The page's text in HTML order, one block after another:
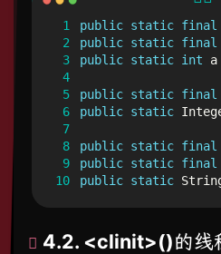
1
2
3
4
5
6
7
8
9
10
public static final
public static final
public static int a
public static final
public static
public static final
public static final
public static
4.2. <clinit>()的线